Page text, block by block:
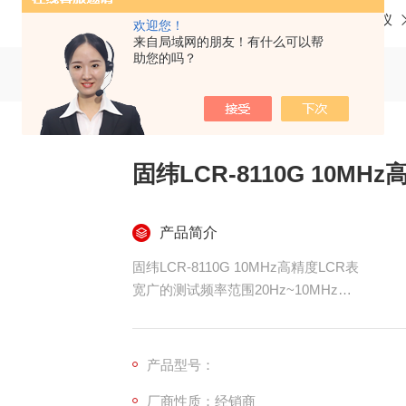
欢迎您！
来自局域网的朋友！有什么可以帮
助您的吗？
当前位置： LCR测试仪
固纬LCR-8110G 10MHz
产品简介
固纬LCR-8110G 10MHz高精度LCR表
宽广的测试频率范围20Hz~10MHz
带有被测元件电压/电流监控的测量功能
超大LCD显示屏和友好的用户界面
产品型号：
厂商性质：经销商